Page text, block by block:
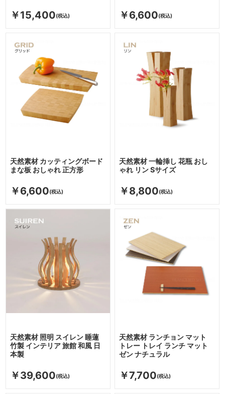
￥15,400 ￥6,600
天然素材 カッティングボード
まな板 おしゃれ 正方形
￥6,600
天然素材 一輪挿し 花瓶 おし
ゃれ リン Sサイズ
￥8,800
天然素材 照明 スイレン 睡蓮
竹製 インテリア 旅館 和風 日
本製
￥39,600
天然素材 ランチョン マット
トレー トレイ ランチ マット
ゼン ナチュラル
￥7,700